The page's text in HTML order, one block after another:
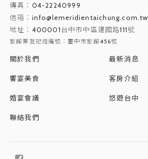
傳真：04-22240999
信箱： info@lemeridientaichung.com.tw
地址： 400001台中市中區建國路111號
旅館業登記證編號：臺中市旅館456號
關於我們 最新消息
饗宴美食 客房介紹
婚宴會議 悠遊台中
聯絡我們